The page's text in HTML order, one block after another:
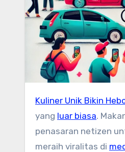
Kuliner Unik Bikin
yang luar biasa.
penasaran netizen
meraih viralitas di